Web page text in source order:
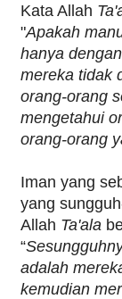
Kata Allah
"Apakah
hanya
mereka tidak
orang-orang
mengetahui
orang-orang
Iman yang
yang
Allah Ta'ala
“
adalah
kemudian